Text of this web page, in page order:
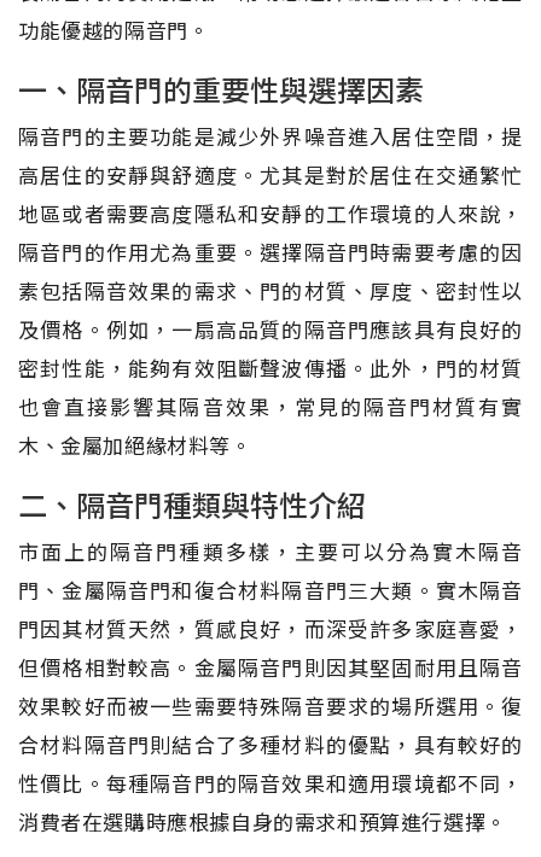
功能優越的隔音門。
一、隔音門的重要性與選擇因素
隔音門的主要功能是減少外界噪音進入居住空間，提
高居住的安靜與舒適度。尤其是對於居住在交通繁忙
地區或者需要高度隱私和安靜的工作環境的人來說，
隔音門的作用尤為重要。選擇隔音門時需要考慮的因
素包括隔音效果的需求、門的材質、厚度、密封性以
及價格。例如，一扇高品質的隔音門應該具有良好的
密封性能，能夠有效阻斷聲波傳播。此外，門的材質
也會直接影響其隔音效果，常見的隔音門材質有實
木、金屬加絕緣材料等。
二、隔音門種類與特性介紹
市面上的隔音門種類多樣，主要可以分為實木隔音
門、金屬隔音門和復合材料隔音門三大類。實木隔音
門因其材質天然，質感良好，而深受許多家庭喜愛，
但價格相對較高。金屬隔音門則因其堅固耐用且隔音
效果較好而被一些需要特殊隔音要求的場所選用。復
合材料隔音門則結合了多種材料的優點，具有較好的
性價比。每種隔音門的隔音效果和適用環境都不同，
消費者在選購時應根據自身的需求和預算進行選擇。